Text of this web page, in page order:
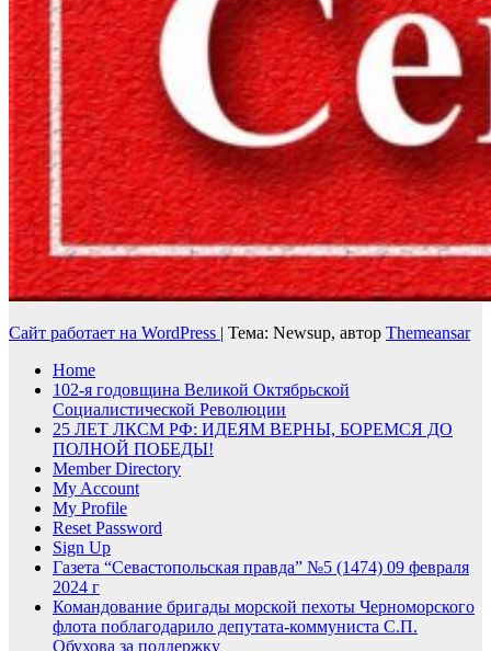
Сайт работает на WordPress | Тема: Newsup, автор Themeansar
Home
102-я годовщина Великой Октябрьской
Социалистической Революции
25 ЛЕТ ЛКСМ РФ: ИДЕЯМ ВЕРНЫ, БОРЕМСЯ ДО
ПОЛНОЙ ПОБЕДЫ!
Member Directory
My Account
My Profile
Reset Password
Sign Up
Газета “Севастопольская правда” №5 (1474) 09 февраля
2024 г
Командование бригады морской пехоты Черноморского
флота поблагодарило депутата-коммуниста С.П.
Обухова за поддержку